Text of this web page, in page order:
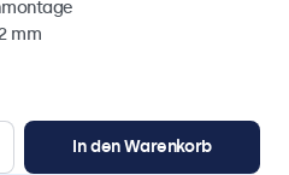
mm
In den Warenkorb